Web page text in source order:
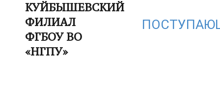
КУЙБЫШЕВСКИЙ
ФИЛИАЛ
ФГБОУ ВО
«НГПУ»